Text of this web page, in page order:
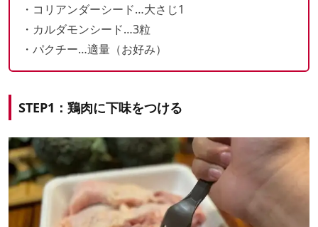
・コリアンダーシード…大さじ1
・カルダモンシード…3粒
・パクチー…適量（お好み）
STEP1：鶏肉に下味をつける